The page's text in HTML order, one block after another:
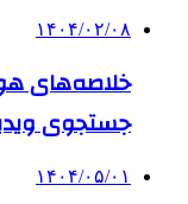
۱۴۰۴/۰۲/۰۸
خلاصه‌های
جستجوی
۱۴۰۴/۰۵/۰۱